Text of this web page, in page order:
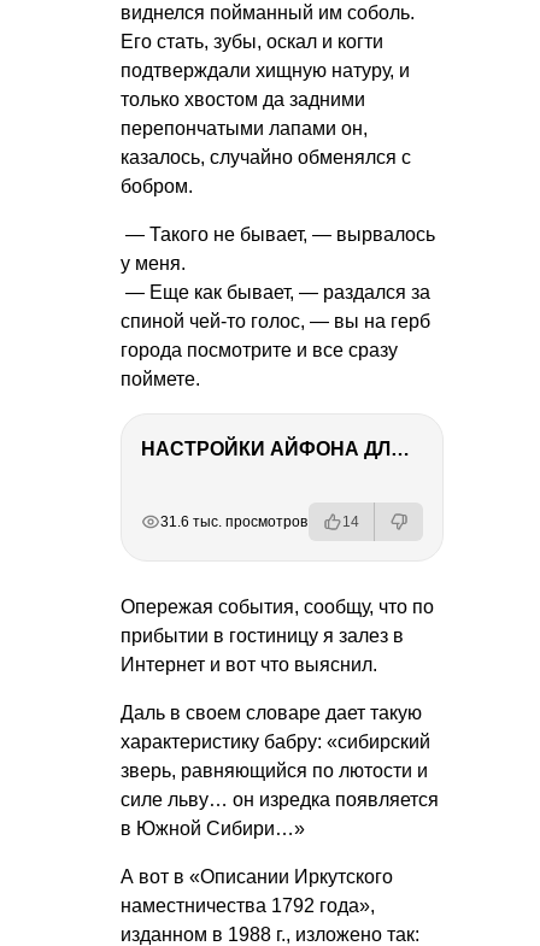
виднелся пойманный им соболь.
Его стать, зубы, оскал и когти
подтверждали хищную натуру, и
только хвостом да задними
перепончатыми лапами он,
казалось, случайно обменялся с
бобром.
— Такого не бывает, — вырвалось
у меня.
— Еще как бывает, — раздался за
спиной чей-то голос, — вы на герб
города посмотрите и все сразу
поймете.
НАСТРОЙКИ АЙФОНА ДЛЯ ФОТО И ВИДЕО
31.6 тыс. просмотров 14
Опережая события, сообщу, что по
прибытии в гостиницу я залез в
Интернет и вот что выяснил.
Даль в своем словаре дает такую
характеристику бабру: «сибирский
зверь, равняющийся по лютости и
силе льву… он изредка появляется
в Южной Сибири…»
А вот в «Описании Иркутского
наместничества 1792 года»,
изданном в 1988 г., изложено так: